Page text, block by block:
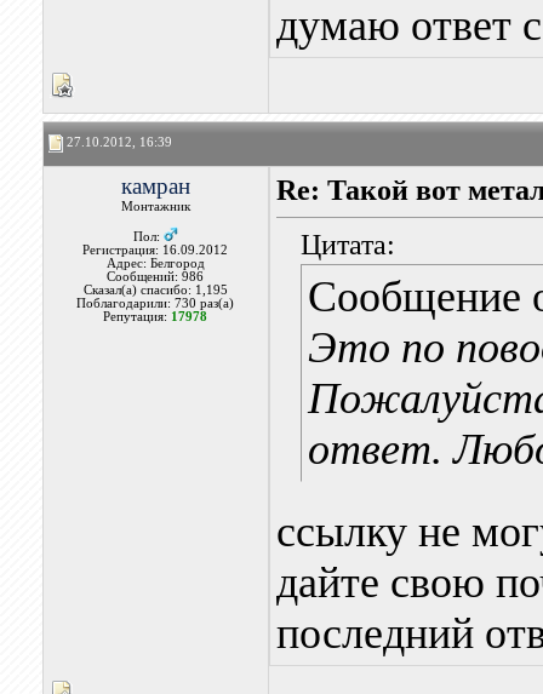
думаю ответ
27.10.2012, 16:39
камран
Монтажник
Пол:
Регистрация: 16.09.2012
Адрес: Белгород
Сообщений: 986
Сказал(а) спасибо: 1,195
Поблагодарили: 730 раз(а)
Репутация: 17978
Re: Такой вот
Цитата:
Сообщение
Это по
ответ.
ссылку не
дайте свою
последний